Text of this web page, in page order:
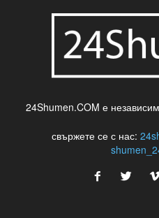
24Shumen.COM е
свържете се с нас: